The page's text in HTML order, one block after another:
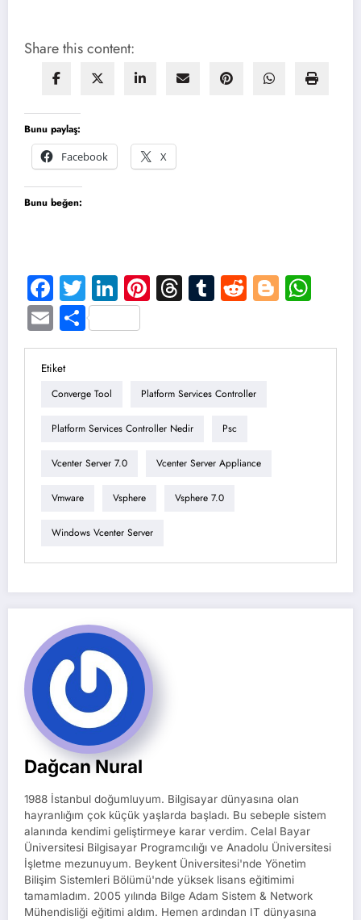
Share this content:
Bunu paylaş:
Facebook
X
Bunu beğen:
Facebook
TwitterLinkedIn
Pinterest
Threads
Tumblr
Reddit
EmailShare
Etiket
Converge Tool Platform Services Controller
Platform Services Controller Nedir Psc
Vcenter Server 7.0 Vcenter Server Appliance
Vmware Vsphere Vsphere 7.0
Windows Vcenter Server
Dağcan Nural
1988 İstanbul doğumluyum. Bilgisayar dünyasına olan
hayranlığım çok küçük yaşlarda başladı. Bu sebeple sistem
alanında kendimi geliştirmeye karar verdim. Celal Bayar
Üniversitesi Bilgisayar Programcılığı ve Anadolu Üniversitesi
İşletme mezunuyum. Beykent Üniversitesi'nde Yönetim
Bilişim Sistemleri Bölümü'nde yüksek lisans eğitimimi
tamamladım. 2005 yılında Bilge Adam Sistem & Network
Mühendisliği eğitimi aldım. Hemen ardından IT dünyasına